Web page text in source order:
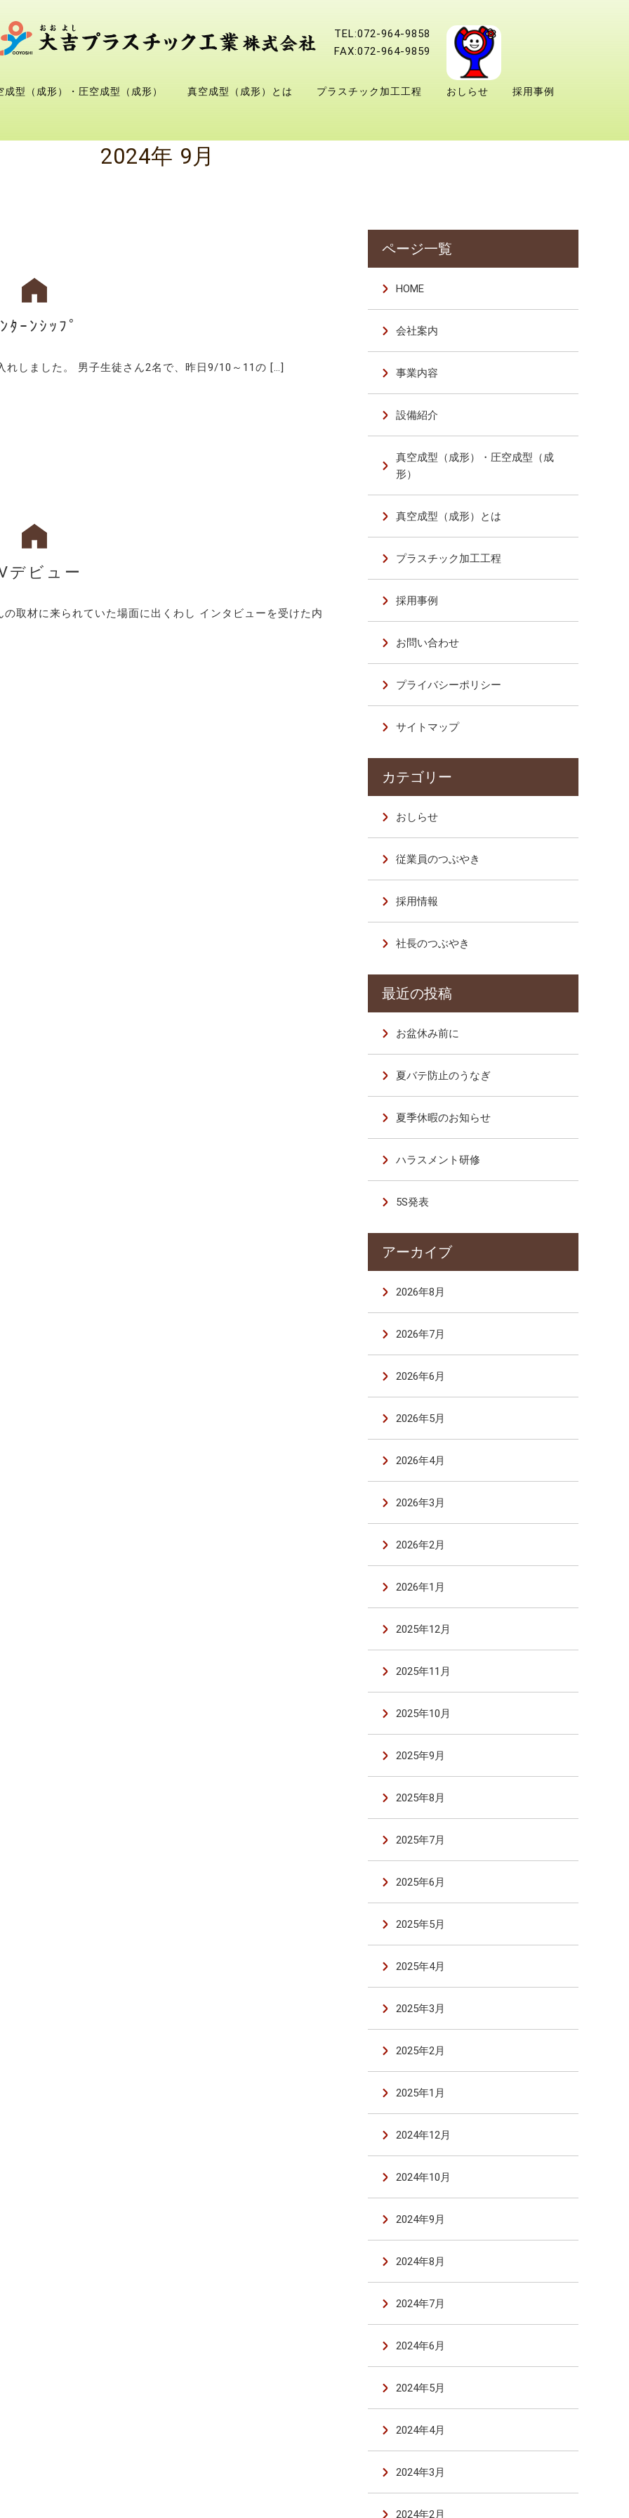
TEL:072-964-9858
FAX:072-964-9859
成型（成形）・圧空成型（成形） 真空成型（成形）とは プラスチック加工工程 おしらせ 採用事例
2024年 9月
ﾀｰﾝｼｯﾌﾟ
しました。 男子生徒さん2名で、昨日9/10～11の […]
デビュー
取材に来られていた場面に出くわし インタビューを受けた内
HOME
会社案内
事業内容
設備紹介
真空成型（成形）・圧空成型（成
形）
真空成型（成形）とは
プラスチック加工工程
採用事例
お問い合わせ
プライバシーポリシー
サイトマップ
おしらせ
従業員のつぶやき
採用情報
社長のつぶやき
お盆休み前に
夏バテ防止のうなぎ
夏季休暇のお知らせ
ハラスメント研修
5S発表
2026年8月
2026年7月
2026年6月
2026年5月
2026年4月
2026年3月
2026年2月
2026年1月
2025年12月
2025年11月
2025年10月
2025年9月
2025年8月
2025年7月
2025年6月
2025年5月
2025年4月
2025年3月
2025年2月
2025年1月
2024年12月
2024年10月
2024年9月
2024年8月
2024年7月
2024年6月
2024年5月
2024年4月
2024年3月
2024年2月